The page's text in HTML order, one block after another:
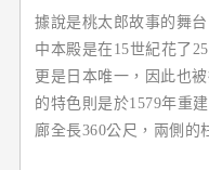
據說是桃太郎故事的舞
中本殿是在15世紀花了
更是日本唯一，因此也被指定為
的特色則是於1579年重
廊全長360公尺，兩側的